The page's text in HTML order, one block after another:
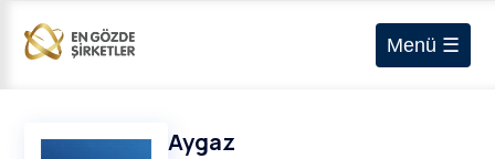
Menü ☰
Aygaz